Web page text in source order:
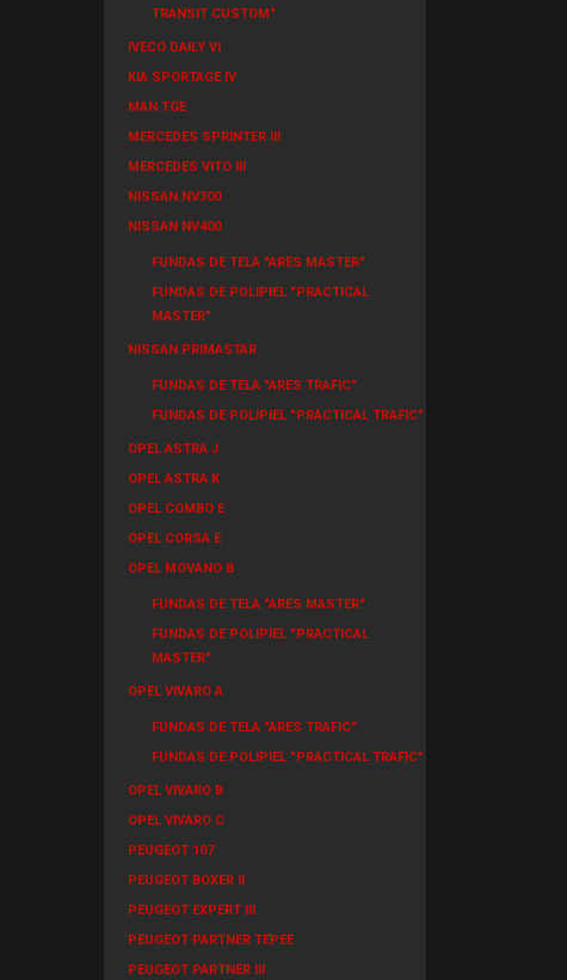
TRANSIT CUSTOM"
IVECO DAILY VI
KIA SPORTAGE IV
MAN TGE
MERCEDES SPRINTER III
MERCEDES VITO III
NISSAN NV300
NISSAN NV400
FUNDAS DE TELA "ARES MASTER"
FUNDAS DE POLIPIEL "PRACTICAL
MASTER"
NISSAN PRIMASTAR
FUNDAS DE TELA "ARES TRAFIC"
FUNDAS DE POLIPIEL "PRACTICAL TRAFIC"
OPEL ASTRA J
OPEL ASTRA K
OPEL COMBO E
OPEL CORSA E
OPEL MOVANO B
FUNDAS DE TELA "ARES MASTER"
FUNDAS DE POLIPIEL "PRACTICAL
MASTER"
OPEL VIVARO A
FUNDAS DE TELA "ARES TRAFIC"
FUNDAS DE POLIPIEL "PRACTICAL TRAFIC"
OPEL VIVARO B
OPEL VIVARO C
PEUGEOT 107
PEUGEOT BOXER II
PEUGEOT EXPERT III
PEUGEOT PARTNER TEPEE
PEUGEOT PARTNER III